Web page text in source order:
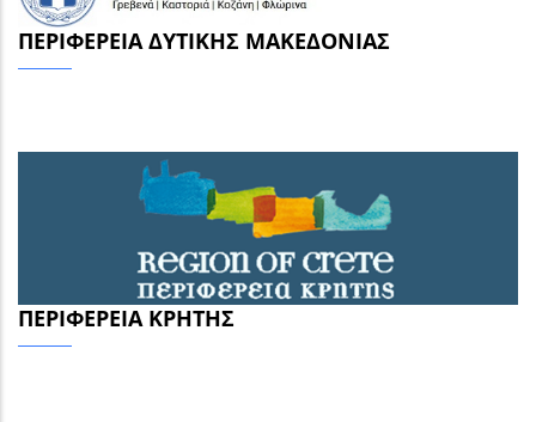
ΠΕΡΙΦΈΡΕΙΑ ΔΥΤΙΚΉΣ ΜΑΚΕΔΟΝΊΑΣ
ΠΕΡΙΦΈΡΕΙΑ ΚΡΉΤΗΣ